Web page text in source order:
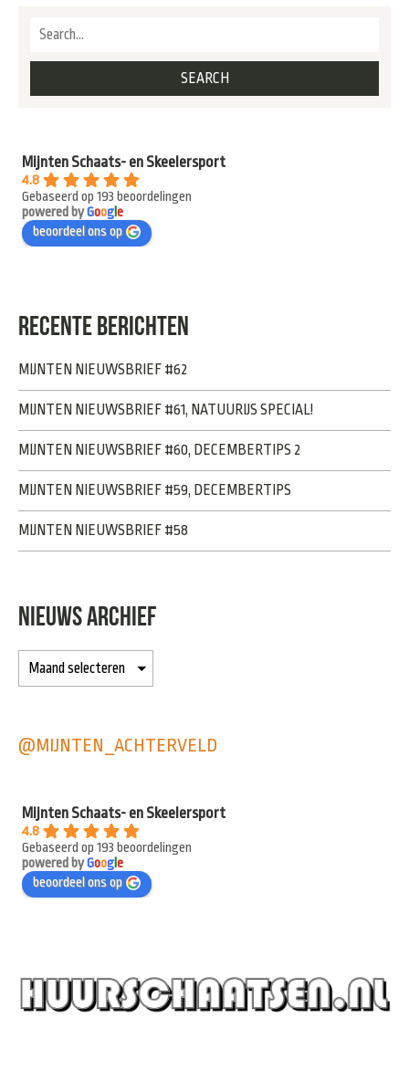
Mijnten Schaats- en Skeelersport
4.8
Gebaseerd op 193 beoordelingen
powered byGooge
beoordeel ons op
RECENTE BERICHTEN
MIJNTEN NIEUWSBRIEF #62
MIJNTEN NIEUWSBRIEF #61, NATUURIJS SPECIAL!
MIJNTEN NIEUWSBRIEF #60, DECEMBERTIPS 2
MIJNTEN NIEUWSBRIEF #59, DECEMBERTIPS
MIJNTEN NIEUWSBRIEF #58
NIEUWS ARCHIEF
@MIJNTEN_ACHTERVELD
Mijnten Schaats- en Skeelersport
4.8
Gebaseerd op 193 beoordelingen
powered byGooge
beoordeel ons op